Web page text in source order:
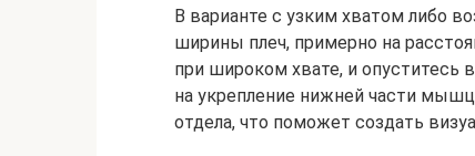
В варианте с узким хватом либо
ширины плеч, примерно на
при широком хвате, и опуститесь
на укрепление нижней части
отдела, что поможет создать